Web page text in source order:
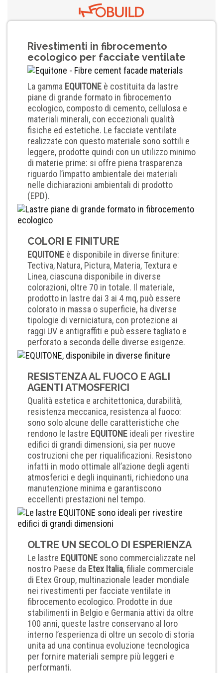
Rivestimenti in fibrocemento
ecologico per facciate ventilate
La gamma EQUITONE è costituita da lastre
piane di grande formato in fibrocemento
ecologico, composto di cemento, cellulosa e
materiali minerali, con eccezionali qualità
fisiche ed estetiche. Le facciate ventilate
realizzate con questo materiale sono sottili e
leggere, prodotte quindi con un utilizzo minimo
di materie prime: si offre piena trasparenza
riguardo l’impatto ambientale dei materiali
nelle dichiarazioni ambientali di prodotto
(EPD).
COLORI E FINITURE
EQUITONE è disponibile in diverse finiture:
Tectiva, Natura, Pictura, Materia, Textura e
Linea, ciascuna disponibile in diverse
colorazioni, oltre 70 in totale. Il materiale,
prodotto in lastre dai 3 ai 4 mq, può essere
colorato in massa o superficie, ha diverse
tipologie di verniciatura, con protezione ai
raggi UV e antigraffiti e può essere tagliato e
perforato a seconda delle diverse esigenze.
RESISTENZA AL FUOCO E AGLI
AGENTI ATMOSFERICI
Qualità estetica e architettonica, durabilità,
resistenza meccanica, resistenza al fuoco:
sono solo alcune delle caratteristiche che
rendono le lastre EQUITONE ideali per rivestire
edifici di grandi dimensioni, sia per nuove
costruzioni che per riqualificazioni. Resistono
infatti in modo ottimale all’azione degli agenti
atmosferici e degli inquinanti, richiedono una
manutenzione minima e garantiscono
eccellenti prestazioni nel tempo.
OLTRE UN SECOLO DI ESPERIENZA
Le lastre EQUITONE sono commercializzate nel
nostro Paese da Etex Italia, filiale commerciale
di Etex Group, multinazionale leader mondiale
nei rivestimenti per facciate ventilate in
fibrocemento ecologico. Prodotte in due
stabilimenti in Belgio e Germania attivi da oltre
100 anni, queste lastre conservano al loro
interno l’esperienza di oltre un secolo di storia
unita ad una continua evoluzione tecnologica
per fornire materiali sempre più leggeri e
performanti.